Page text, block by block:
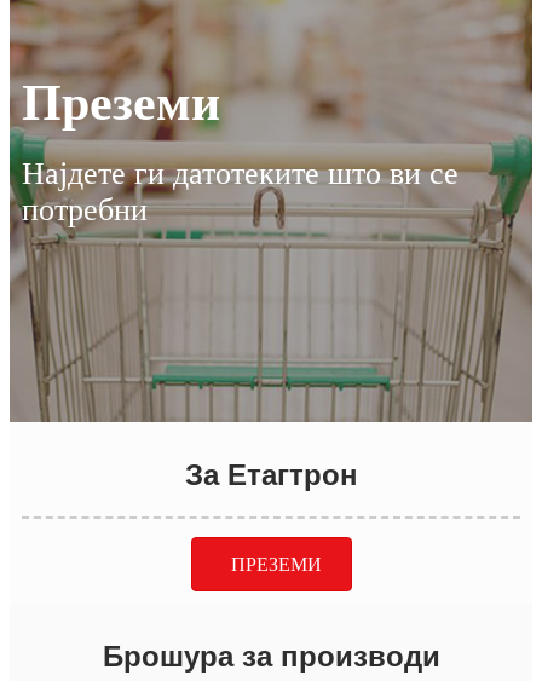
Преземи
Најдете ги датотеките што ви се
потребни
За Етагтрон
ПРЕЗЕМИ
Брошура за производи